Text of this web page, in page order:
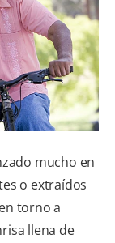
COMPRAR
UY (ES)
SUSCRIBITE
mucho en
o extraídos
torno a
llena de